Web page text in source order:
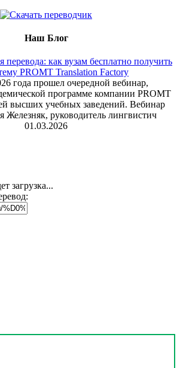
Наш Блог
как вузам бесплатно получить
PROMT Translation Factory
года прошел очередной вебинар,
программе компании PROMT
высших учебных заведений. Вебинар
Железняк, руководитель лингвистич
01.03.2026
загрузка...